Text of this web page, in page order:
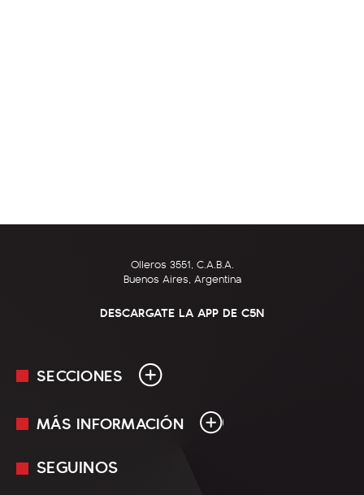
Olleros 3551, C.A.B.A.
Buenos Aires, Argentina
DESCARGATE LA APP DE C5N
SECCIONES
En Vivo
MÁS INFORMACIÓN
Mediakit
SEGUINOS